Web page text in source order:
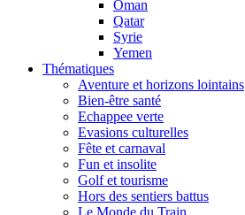
Oman
Qatar
Syrie
Yemen
Thématiques
Aventure et horizons lointains
Bien-être santé
Echappee verte
Evasions culturelles
Fête et carnaval
Fun et insolite
Golf et tourisme
Hors des sentiers battus
Le Monde du Train